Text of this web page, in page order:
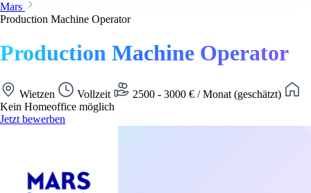
Mars
Production Machine Operator
Production Machine Operator
Wietzen Vollzeit
2500 - 3000 € / Monat (geschätzt)
Kein Homeoffice möglich
Jetzt bewerben